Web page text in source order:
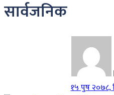
सार्वजनिक
१५ पुष २०७८,